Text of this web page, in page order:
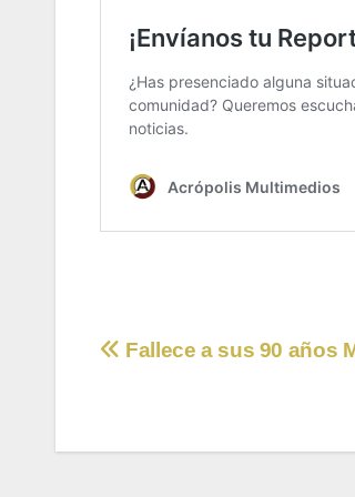
Navegación
entradas
Fallece a sus 90 años